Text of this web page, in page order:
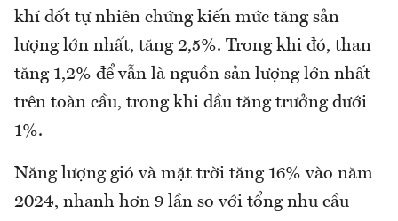
khí đốt tự nhiên chứng kiến ​​mức tăng sản
lượng lớn nhất, tăng 2,5%. Trong khi đó, than
tăng 1,2% để vẫn là nguồn sản lượng lớn nhất
trên toàn cầu, trong khi dầu tăng trưởng dưới
1%.
Năng lượng gió và mặt trời tăng 16% vào năm
2024, nhanh hơn 9 lần so với tổng nhu cầu